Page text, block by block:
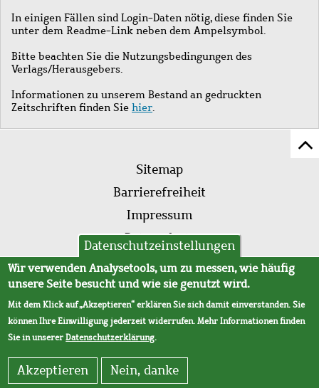
In einigen Fällen sind Login-Daten nötig, diese finden Sie
unter dem Readme-Link neben dem Ampelsymbol.
Bitte beachten Sie die Nutzungsbedingungen des
Verlags/Herausgebers.
Informationen zu unserem Bestand an gedruckten
Zeitschriften finden Sie hier.
Fußleistenmenü
Sitemap
Barrierefreiheit
Impressum
Datenschutz
AVB
Datenschutzeinstellungen
Wir verwenden Analysetools, um zu messen, wie häufig
unsere Seite besucht und wie sie genutzt wird.
Mit dem Klick auf „Akzeptieren“ erklären Sie sich damit einverstanden. Sie
können Ihre Einwilligung jederzeit widerrufen. Mehr Informationen finden
Sie in unsererDatenschutzerklärung.
Akzeptieren Nein, danke